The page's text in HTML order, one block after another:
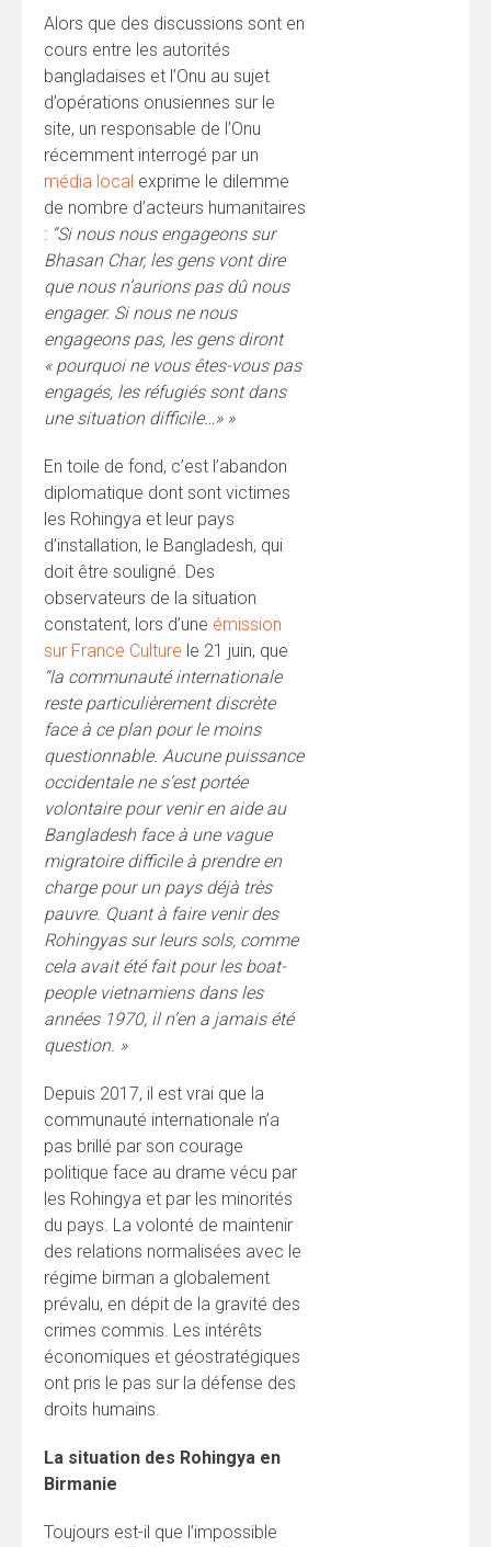
Alors que des discussions sont en
cours entre les autorités
bangladaises et l’Onu au sujet
d’opérations onusiennes sur le
site, un responsable de l’Onu
récemment interrogé par un
média local exprime le dilemme
de nombre d’acteurs humanitaires
: “Si nous nous engageons sur
Bhasan Char, les gens vont dire
que nous n’aurions pas dû nous
engager. Si nous ne nous
engageons pas, les gens diront
« pourquoi ne vous êtes-vous pas
engagés, les réfugiés sont dans
une situation difficile…» »
En toile de fond, c’est l’abandon
diplomatique dont sont victimes
les Rohingya et leur pays
d’installation, le Bangladesh, qui
doit être souligné. Des
observateurs de la situation
constatent, lors d’une émission
sur France Culture le 21 juin, que
“la communauté internationale
reste particulièrement discrète
face à ce plan pour le moins
questionnable. Aucune puissance
occidentale ne s’est portée
volontaire pour venir en aide au
Bangladesh face à une vague
migratoire difficile à prendre en
charge pour un pays déjà très
pauvre. Quant à faire venir des
Rohingyas sur leurs sols, comme
cela avait été fait pour les boat-
people vietnamiens dans les
années 1970, il n’en a jamais été
question. »
Depuis 2017, il est vrai que la
communauté internationale n’a
pas brillé par son courage
politique face au drame vécu par
les Rohingya et par les minorités
du pays. La volonté de maintenir
des relations normalisées avec le
régime birman a globalement
prévalu, en dépit de la gravité des
crimes commis. Les intérêts
économiques et géostratégiques
ont pris le pas sur la défense des
droits humains.
La situation des Rohingya en
Birmanie
Toujours est-il que l’impossible